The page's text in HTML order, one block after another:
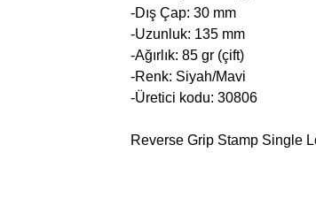
-Dış Çap: 30 mm
-Uzunluk: 135 mm
-Ağırlık: 85 gr (çift)
-Renk: Siyah/Mavi
-Üretici kodu: 30806
Reverse Grip Stamp Single